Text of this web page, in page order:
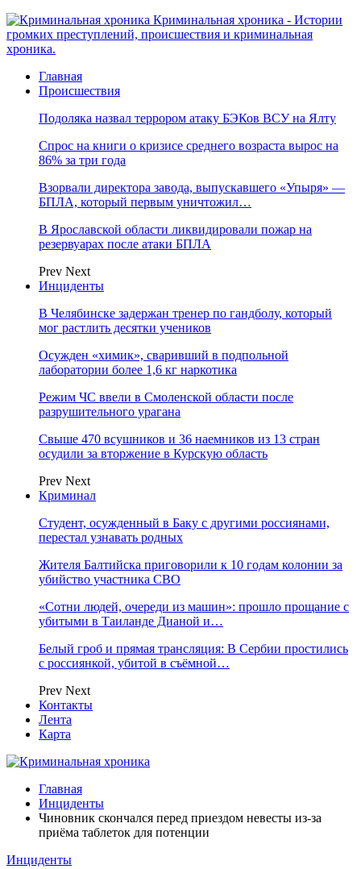
Криминальная хроника - Истории
громких преступлений, происшествия и криминальная
хроника.
Главная
Происшествия
Подоляка назвал террором атаку БЭКов ВСУ на Ялту
Спрос на книги о кризисе среднего возраста вырос на
86% за три года
Взорвали директора завода, выпускавшего «Упыря» —
БПЛА, который первым уничтожил…
В Ярославской области ликвидировали пожар на
резервуарах после атаки БПЛА
Prev Next
Инциденты
В Челябинске задержан тренер по гандболу, который
мог растлить десятки учеников
Осужден «химик», сваривший в подпольной
лаборатории более 1,6 кг наркотика
Режим ЧС ввели в Смоленской области после
разрушительного урагана
Свыше 470 всушников и 36 наемников из 13 стран
осудили за вторжение в Курскую область
Prev Next
Криминал
Студент, осужденный в Баку с другими россиянами,
перестал узнавать родных
Жителя Балтийска приговорили к 10 годам колонии за
убийство участника СВО
«Сотни людей, очереди из машин»: прошло прощание с
убитыми в Таиланде Дианой и…
Белый гроб и прямая трансляция: В Сербии простились
с россиянкой, убитой в съёмной…
Prev Next
Контакты
Лента
Карта
Главная
Инциденты
Чиновник скончался перед приездом невесты из-за
приёма таблеток для потенции
Инциденты